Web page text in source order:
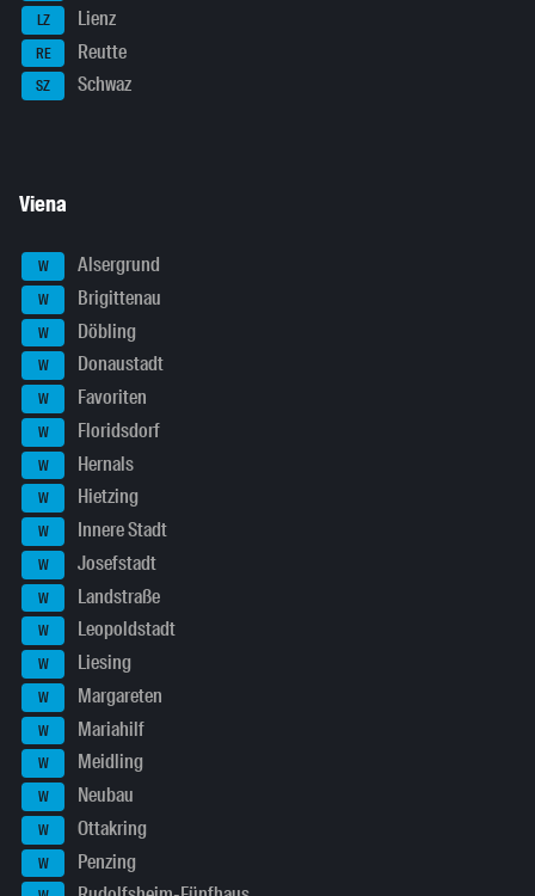
LZ Lienz
RE Reutte
SZ Schwaz
Viena
W Alsergrund
W Brigittenau
W Döbling
W Donaustadt
W Favoriten
W Floridsdorf
W Hernals
W Hietzing
W Innere Stadt
W Josefstadt
W Landstraße
W Leopoldstadt
W Liesing
W Margareten
W Mariahilf
W Meidling
W Neubau
W Ottakring
W Penzing